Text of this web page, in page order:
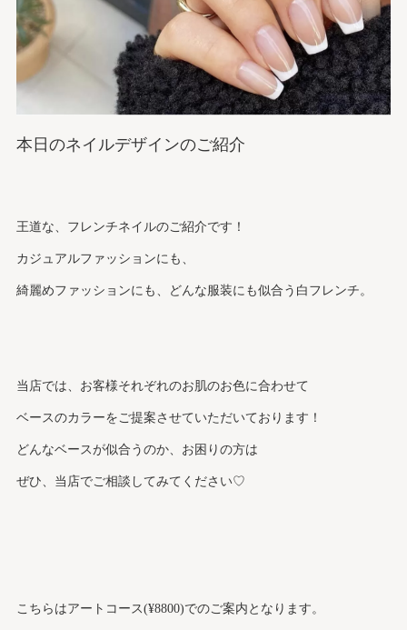
本日のネイルデザインのご紹介
王道な、フレンチネイルのご紹介です！
カジュアルファッションにも、
綺麗めファッションにも、どんな服装にも似合う白フレンチ。
当店では、お客様それぞれのお肌のお色に合わせて
ベースのカラーをご提案させていただいております！
どんなベースが似合うのか、お困りの方は
ぜひ、当店でご相談してみてください♡
こちらはアートコース(¥8800)でのご案内となります。